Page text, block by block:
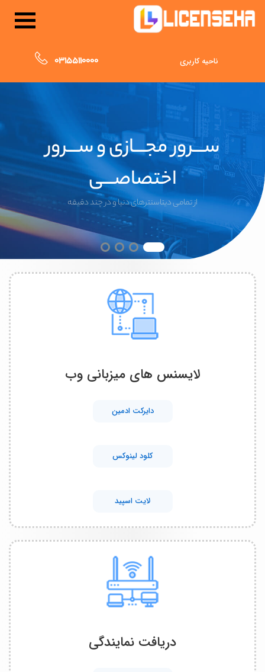
ناحیه کاربری 03155110000
ســـرور مجـــازی و ســـرور
اختصاصـــی
از تمامی دیتاسنترهای دنیا و در چند دقیقه
لایسنس های میزبانی وب
دایرکت ادمین
کلود لینوکس
لایت اسپید
دریافت نمایندگی